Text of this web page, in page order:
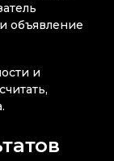
объявление
и